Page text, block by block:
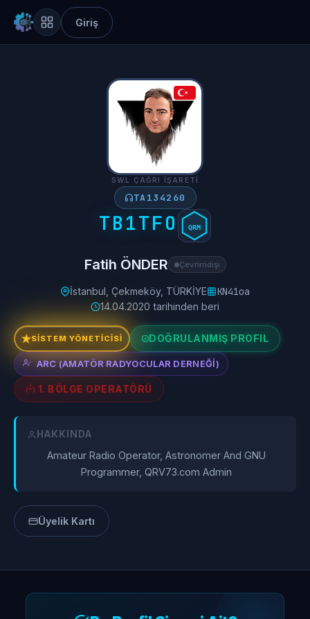
Giriş
SWL ÇAĞRI İŞARETI
TA134260
TB1TFO QRM
Fatih ÖNDER Çevrimdışı
İstanbul, Çekmeköy, TÜRKİYE KN41oa
14.04.2020 tarihinden beri
SİSTEM YÖNETİCİSİ DOĞRULANMIŞ PROFIL
ARC (AMATÖR RADYOCULAR DERNEĞI)
1. BÖLGE OPERATÖRÜ
HAKKINDA
Amateur Radio Operator, Astronomer And GNU
Programmer, QRV73.com Admin
Üyelik Kartı